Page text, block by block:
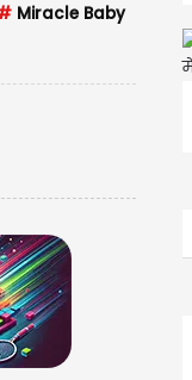
Miracle Baby